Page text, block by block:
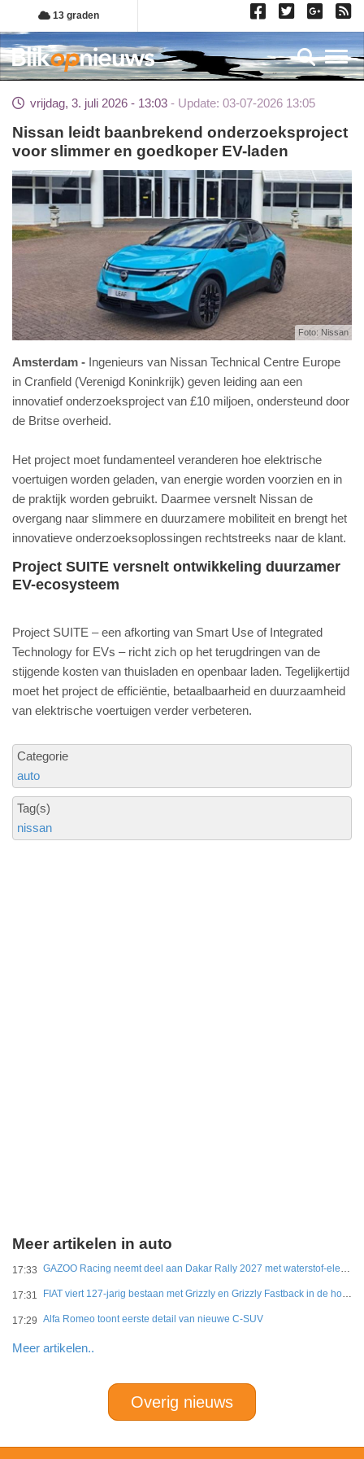
Overslaan
en
naar
de
gaan
13 graden
vrijdag, 3. juli 2026 - 13:03 Update: 03-07-2026 13:05
Nissan leidt baanbrekend onderzoeksproject
voor slimmer en goedkoper EV-laden
Foto: Nissan
Amsterdam
Ingenieurs van Nissan Technical Centre Europe
in Cranfield (Verenigd Koninkrijk) geven leiding aan een
innovatief onderzoeksproject van £10 miljoen, ondersteund door
de Britse overheid.
Het project moet fundamenteel veranderen hoe elektrische
voertuigen worden geladen, van energie worden voorzien en in
de praktijk worden gebruikt. Daarmee versnelt Nissan de
overgang naar slimmere en duurzamere mobiliteit en brengt het
innovatieve onderzoeksoplossingen rechtstreeks naar de klant.
Project SUITE versnelt ontwikkeling duurzamer
EV-ecosysteem
Project SUITE – een afkorting van Smart Use of Integrated
Technology for EVs – richt zich op het terugdringen van de
stijgende kosten van thuisladen en openbaar laden. Tegelijkertijd
moet het project de efficiëntie, betaalbaarheid en duurzaamheid
van elektrische voertuigen verder verbeteren.
Categorie
auto
Tag(s)
nissan
Meer artikelen in auto
17:33 GAZOO Racing neemt deel aan Dakar Rally 2027 met waterstof-elektrisch prototype van DKR GR Hilux
17:31 FIAT viert 127-jarig bestaan met Grizzly en Grizzly Fastback in de hoofdrol
17:29 Alfa Romeo toont eerste detail van nieuwe C-SUV
Meer artikelen..
Overig nieuws